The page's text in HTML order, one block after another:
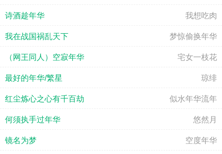
诗酒趁年华 我想吃肉
我在战国祸乱天下 梦惊偷换年华
（网王同人）空寂年华 宅女一枝花
最好的年华/繁星 琼绯
红尘炼心之心有千百劫 似水年华流年
何须执手过年华 悠然月
镜名为梦 空度年华